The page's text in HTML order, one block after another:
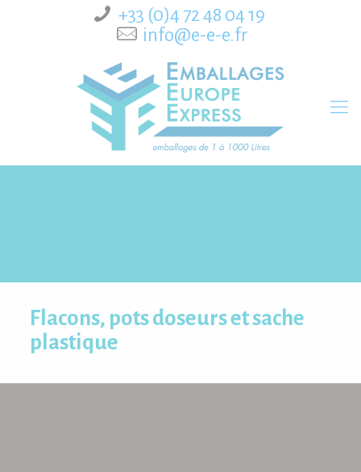
+33 (0)4 72 48 04 19
info@e-e-e.fr
Flacons, pots doseurs et sache
plastique
Panneau de gestion des cookies